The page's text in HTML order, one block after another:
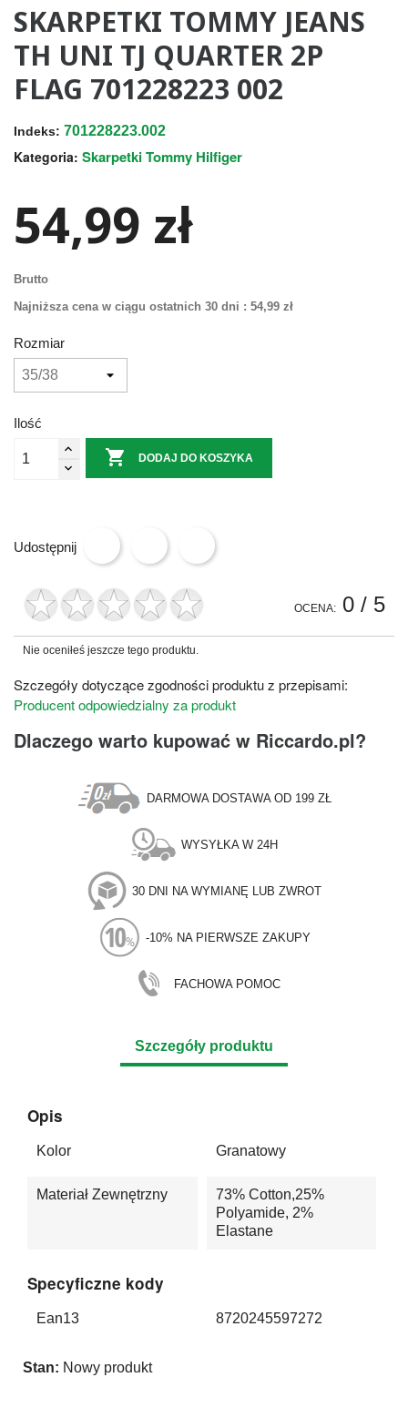
SKARPETKI TOMMY JEANS
TH UNI TJ QUARTER 2P
FLAG 701228223 002
Indeks: 701228223.002
Kategoria: Skarpetki Tommy Hilfiger
54,99 zł
Brutto
Najniższa cena w ciągu ostatnich 30 dni : 54,99 zł
Rozmiar
Ilość
 DODAJ DO KOSZYKA
Udostępnij
OCENA: 0 / 5
Nie oceniłeś jeszcze tego produktu.
Szczegóły dotyczące zgodności produktu z przepisami:
Producent odpowiedzialny za produkt
Dlaczego warto kupować w Riccardo.pl?
DARMOWA DOSTAWA OD 199 ZŁ
WYSYŁKA W 24H
30 DNI NA WYMIANĘ LUB ZWROT
-10% NA PIERWSZE ZAKUPY
FACHOWA POMOC
Szczegóły produktu
Opis
Kolor Granatowy
Materiał Zewnętrzny
73% Cotton,25%
Polyamide, 2%
Elastane
Specyficzne kody
Ean13 8720245597272
Stan: Nowy produkt